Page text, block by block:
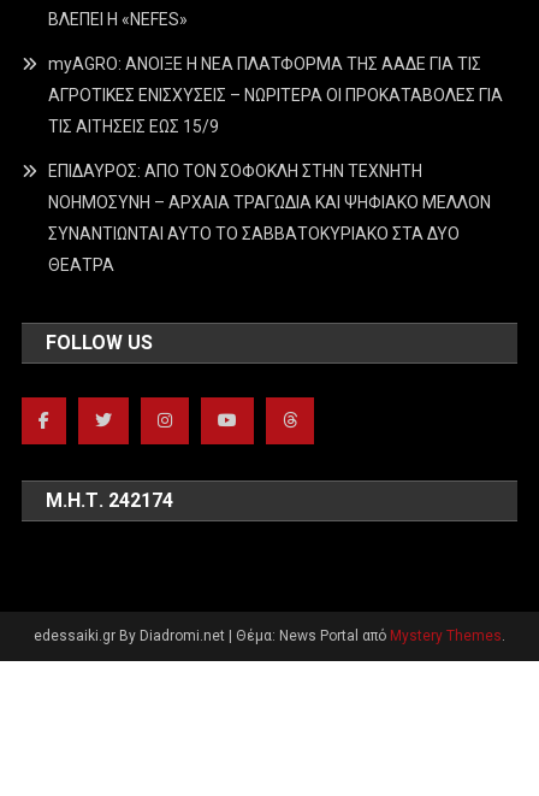
ΒΛΕΠΕΙ Η «NEFES»
myAGRO: ΑΝΟΙΞΕ Η ΝΕΑ ΠΛΑΤΦΟΡΜΑ ΤΗΣ ΑΑΔΕ ΓΙΑ ΤΙΣ
ΑΓΡΟΤΙΚΕΣ ΕΝΙΣΧΥΣΕΙΣ – ΝΩΡΙΤΕΡΑ ΟΙ ΠΡΟΚΑΤΑΒΟΛΕΣ ΓΙΑ
ΤΙΣ ΑΙΤΗΣΕΙΣ ΕΩΣ 15/9
ΕΠΙΔΑΥΡΟΣ: ΑΠΟ ΤΟΝ ΣΟΦΟΚΛΗ ΣΤΗΝ ΤΕΧΝΗΤΗ
ΝΟΗΜΟΣΥΝΗ – ΑΡΧΑΙΑ ΤΡΑΓΩΔΙΑ ΚΑΙ ΨΗΦΙΑΚΟ ΜΕΛΛΟΝ
ΣΥΝΑΝΤΙΩΝΤΑΙ ΑΥΤΟ ΤΟ ΣΑΒΒΑΤΟΚΥΡΙΑΚΟ ΣΤΑ ΔΥΟ
ΘΕΑΤΡΑ
FOLLOW US
Μ.Η.Τ. 242174
edessaiki.gr By Diadromi.net Θέμα: News Portal από Mystery Themes.